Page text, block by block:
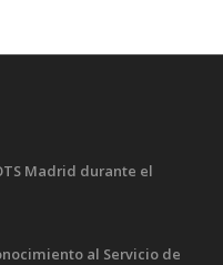
Madrid durante el
al Servicio de